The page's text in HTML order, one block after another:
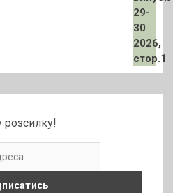
розсилку!